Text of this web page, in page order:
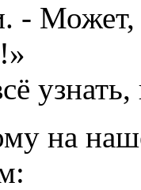
- Может,
узнать,
на